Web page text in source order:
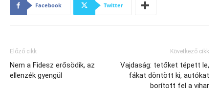
Facebook Twitter
Előző cikk
Nem a Fidesz erősödik, az
ellenzék gyengül
Következő cikk
Vajdaság: tetőket tépett le,
fákat döntött ki, autókat
borított fel a vihar